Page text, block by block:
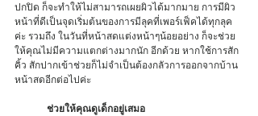
ปกปิด ก็จะทำให้ไม่สามารถเผยผิวได้มากมาย การมีผิว
หน้าที่ดีเป็นจุดเริ่มต้นของการมีลุคที่เพอร์เฟ็คได้ทุกลุค
ค่ะ รวมถึง ในวันที่หน้าสดแต่งหน้าๆน้อยอย่าง ก็จะช่วย
ให้คุณไม่มีความแตกต่างมากนัก อีกด้วย หากใช้การสัก
คิ้ว สักปากเข้าช่วยก็ไม่จำเป็นต้องกลัวการออกจากบ้าน
หน้าสดอีกต่อไปค่ะ
ช่วยให้คุณดูเด็กอยู่เสมอ